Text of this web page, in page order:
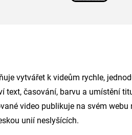
vytvářet k videům rychle,
text, časování, barvu a umístění
video publikuje na svém
unií neslyšících.